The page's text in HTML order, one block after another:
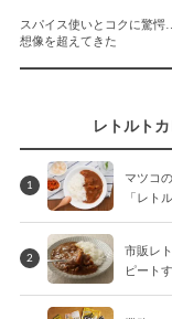
スパイス使いとコクに驚
想像を超えてきた
レトルト
1
マツコ
「レト
2
市販レ
ピート